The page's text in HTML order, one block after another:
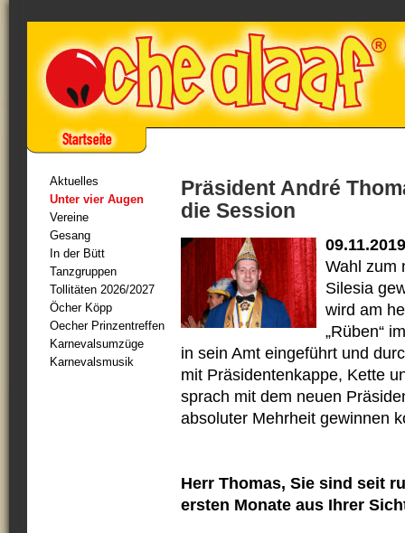
Aktuelles
Unter vier Augen
Vereine
Gesang
In der Bütt
Tanzgruppen
Tollitäten 2026/2027
Öcher Köpp
Oecher Prinzentreffen
Karnevalsumzüge
Karnevalsmusik
Präsident André
die Session
09.11.2019
Wahl zum
Silesia
wird am
„Rüben“
in sein Amt eingeführt und
mit Präsidentenkappe, Kette
sprach mit dem neuen
absoluter Mehrheit gewinnen
Herr Thomas, Sie sind seit
ersten Monate aus Ihrer